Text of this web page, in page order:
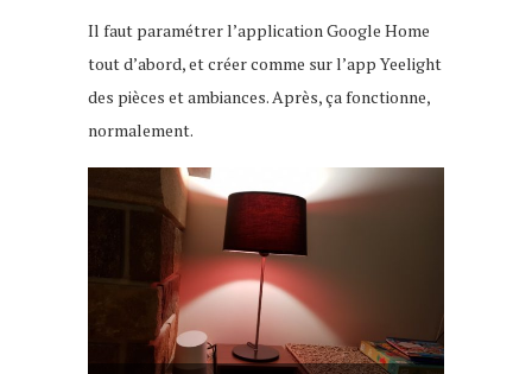
Il faut paramétrer l’application Google Home
tout d’abord, et créer comme sur l’app Yeelight
des pièces et ambiances. Après, ça fonctionne,
normalement.